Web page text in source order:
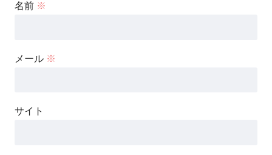
名前 ※
メール ※
サイト